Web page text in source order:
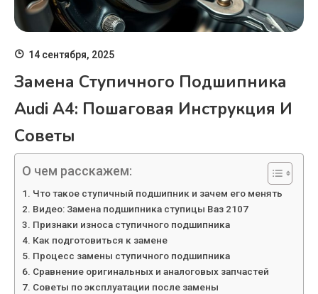
14 сентября, 2025
Замена Ступичного Подшипника
Audi A4: Пошаговая Инструкция И
Советы
О чем расскажем:
Что такое ступичный подшипник и зачем его менять
Видео: Замена подшипника ступицы Ваз 2107
Признаки износа ступичного подшипника
Как подготовиться к замене
Процесс замены ступичного подшипника
Сравнение оригинальных и аналоговых запчастей
Советы по эксплуатации после замены